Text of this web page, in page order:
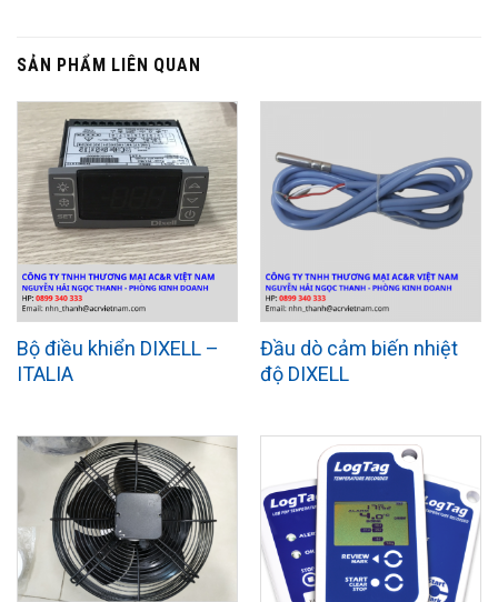
SẢN PHẨM LIÊN QUAN
Bộ điều khiển DIXELL –
ITALIA
Đầu dò cảm biến nhiệt
độ DIXELL